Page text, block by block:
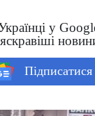
у
Підписатися